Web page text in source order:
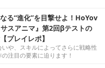
る“進化”を目撃せよ！HoYov
スアニマ』第2回βテストの
プレイレポ】
や、スキルによってさらに戦略性
注目の要素に迫ります！